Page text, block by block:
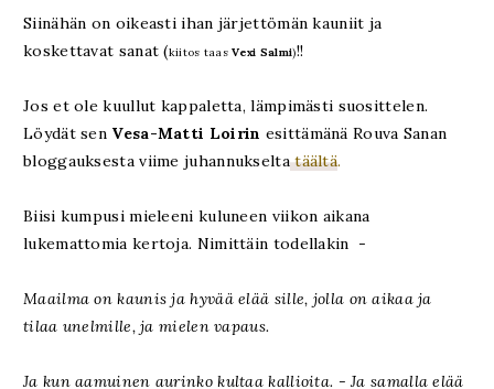
Siinähän on oikeasti ihan järjettömän kauniit ja
koskettavat sanat (kiitos taasVexi Salmi)!!
Jos et ole kuullut kappaletta, lämpimästi suosittelen.
Löydät sen Vesa-Matti Loirin esittämänä Rouva Sanan
bloggauksesta viime juhannukselta täältä.
Biisi kumpusi mieleeni kuluneen viikon aikana
lukemattomia kertoja. Nimittäin todellakin -
Maailma on kaunis ja hyvää elää sille, jolla on aikaa ja
tilaa unelmille, ja mielen vapaus.
Ja kun aamuinen aurinko kultaa kallioita. - Ja samalla elää